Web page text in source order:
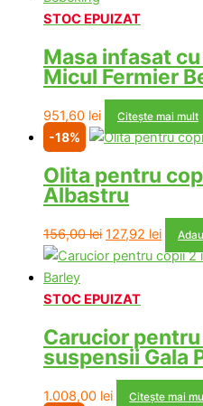
STOC EPUIZAT
Masa infasat
Micul Fermier
951,60 lei Citește mai mult
-18%
Olita pentru
Albastru
156,00lei Prețul
inițial
fost:
127,92 leiPrețul
curent
STOC EPUIZAT
Carucior pentru
suspensii Gala
1.008,00 lei Citește mai